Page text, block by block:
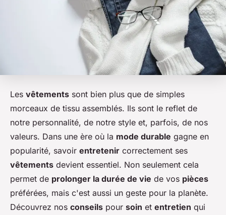
Les vêtements sont bien plus que de simples
morceaux de tissu assemblés. Ils sont le reflet de
notre personnalité, de notre style et, parfois, de nos
valeurs. Dans une ère où la mode durable gagne en
popularité, savoir entretenir correctement ses
vêtements devient essentiel. Non seulement cela
permet de prolonger la durée de vie de vos pièces
préférées, mais c'est aussi un geste pour la planète.
Découvrez nos conseils pour soin et entretien qui